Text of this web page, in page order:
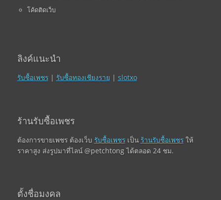
โค้ดติดเว็บ
ลิงค์แนะนำ
รับซื้อเพชร| รับซื้อทองเชียงราย | slotxo
ร้านรับซื้อเพชร
ต้องการขายเพชร ต้องเว็บ รับซื้อเพชรเป็น ร้านรับซื้อเพชรให้
ราคาสูง ส่งรูปมาที่ไลน์ @petchtong ได้ตลอด 24 ชม.
ตั้งชื่อมงคล